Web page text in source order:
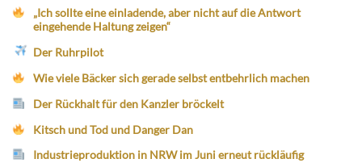
„Ich sollte eine einladende, aber nicht auf die Antwort
eingehende Haltung zeigen“
Der Ruhrpilot
Wie viele Bäcker sich gerade selbst entbehrlich machen
Der Rückhalt für den Kanzler bröckelt
Kitsch und Tod und Danger Dan
Industrieproduktion in NRW im Juni erneut rückläufig